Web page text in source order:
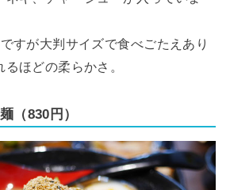
すが大判サイズで食べごたえあり
ほどの柔らかさ。
（830円）